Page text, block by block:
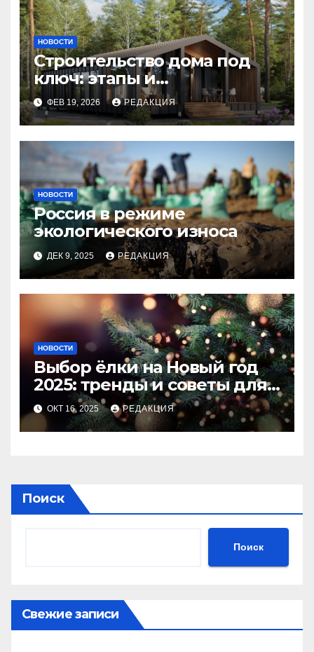
НОВОСТИ
Строительство дома под
ключ: этапы и
планирование бюджета
ФЕВ 19, 2026 РЕДАКЦИЯ
НОВОСТИ
Россия в режиме
экологического износа
ДЕК 9, 2025 РЕДАКЦИЯ
НОВОСТИ
Выбор ёлки на Новый год
2025: тренды и советы для
идеального праздника
ОКТ 16, 2025 РЕДАКЦИЯ
Поиск
Поиск
Свежие записи